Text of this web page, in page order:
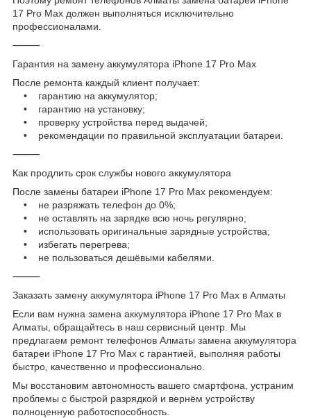
17 Pro Max должен выполняться исключительно
профессионалами.
⸻
Гарантия на замену аккумулятора iPhone 17 Pro Max
После ремонта каждый клиент получает:
• гарантию на аккумулятор;
• гарантию на установку;
• проверку устройства перед выдачей;
• рекомендации по правильной эксплуатации батареи.
⸻
Как продлить срок службы нового аккумулятора
После замены батареи iPhone 17 Pro Max рекомендуем:
• не разряжать телефон до 0%;
• не оставлять на зарядке всю ночь регулярно;
• использовать оригинальные зарядные устройства;
• избегать перегрева;
• не пользоваться дешёвыми кабелями.
⸻
Заказать замену аккумулятора iPhone 17 Pro Max в Алматы
Если вам нужна замена аккумулятора iPhone 17 Pro Max в
Алматы, обращайтесь в наш сервисный центр. Мы
предлагаем ремонт телефонов Алматы замена аккумулятора
батареи iPhone 17 Pro Max с гарантией, выполняя работы
быстро, качественно и профессионально.
Мы восстановим автономность вашего смартфона, устраним
проблемы с быстрой разрядкой и вернём устройству
полноценную работоспособность.